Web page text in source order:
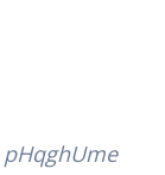
pHqghUme